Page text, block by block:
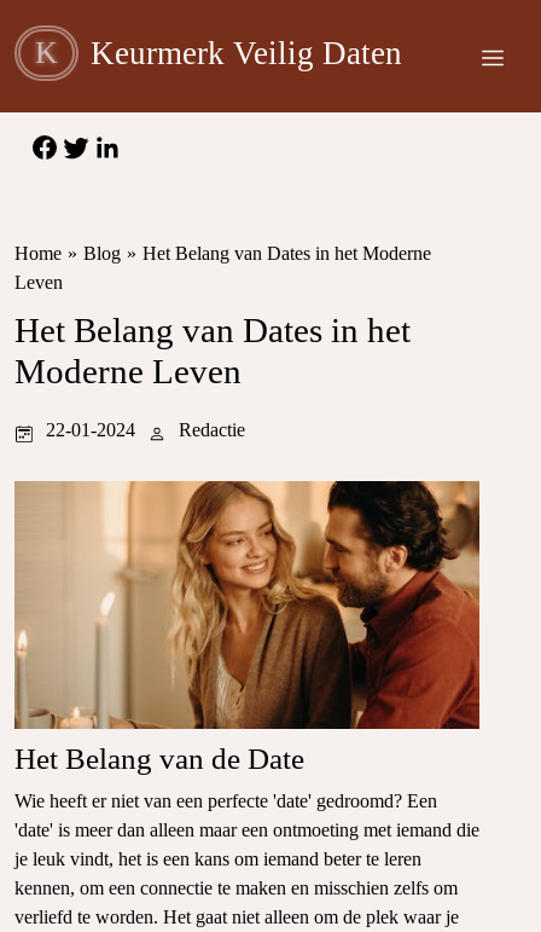
K Keurmerk Veilig Daten
Home » Blog » Het Belang van Dates in het Moderne
Leven
Het Belang van Dates in het
Moderne Leven
22-01-2024 Redactie
Het Belang van de Date
Wie heeft er niet van een perfecte 'date' gedroomd? Een
'date' is meer dan alleen maar een ontmoeting met iemand die
je leuk vindt, het is een kans om iemand beter te leren
kennen, om een connectie te maken en misschien zelfs om
verliefd te worden. Het gaat niet alleen om de plek waar je